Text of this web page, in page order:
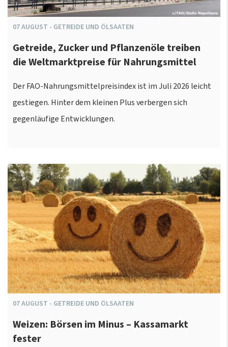
07AUGUST - GETREIDE UND ÖLSAATEN
Getreide, Zucker und Pflanzenöle treiben
die Weltmarktpreise für Nahrungsmittel
Der FAO-Nahrungsmittelpreisindex ist im Juli 2026 leicht
gestiegen. Hinter dem kleinen Plus verbergen sich
gegenläufige Entwicklungen.
07AUGUST - GETREIDE UND ÖLSAATEN
Weizen: Börsen im Minus – Kassamarkt
fester